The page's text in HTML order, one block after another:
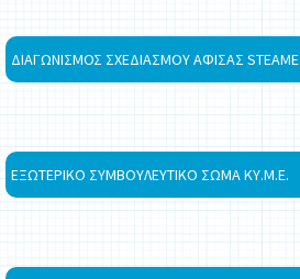
ΔΙΑΓΩΝΙΣΜΟΣ ΣΧΕΔΙΑΣΜΟΥ ΑΦΙΣΑΣ STEAME
ΕΞΩΤΕΡΙΚΟ ΣΥΜΒΟΥΛΕΥΤΙΚΟ ΣΩΜΑ ΚΥ.Μ.Ε.